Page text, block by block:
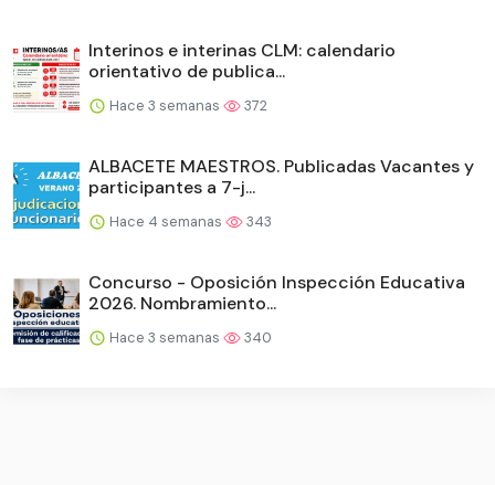
Interinos e interinas CLM: calendario
orientativo de publica...
Hace 3 semanas 372
ALBACETE MAESTROS. Publicadas Vacantes y
participantes a 7-j...
Hace 4 semanas 343
Concurso - Oposición Inspección Educativa
2026. Nombramiento...
Hace 3 semanas 340